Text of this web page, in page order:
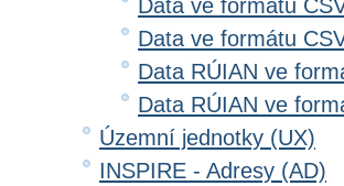
Data ve formátu
Data ve formátu
Data RÚIAN ve
Data RÚIAN ve
Územní jednotky (UX)
INSPIRE - Adresy (AD)